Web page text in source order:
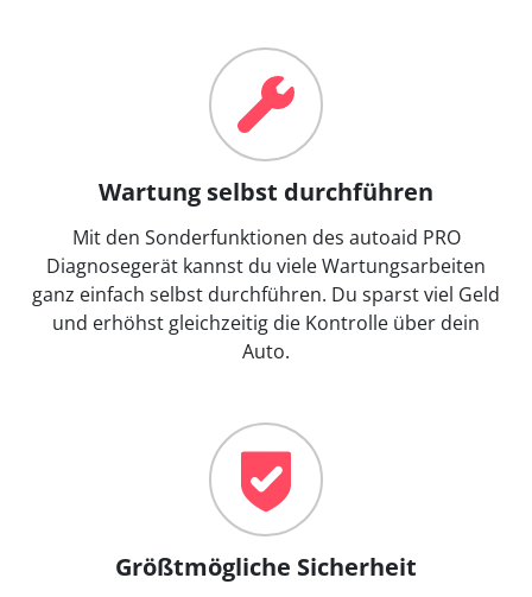
Wartung selbst durchführen
Mit den Sonderfunktionen des autoaid PRO
Diagnosegerät kannst du viele Wartungsarbeiten
ganz einfach selbst durchführen. Du sparst viel Geld
und erhöhst gleichzeitig die Kontrolle über dein
Auto.
Größtmögliche Sicherheit